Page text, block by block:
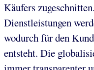
Käufers
Dienstleistungen
wodurch für den
entsteht. Die